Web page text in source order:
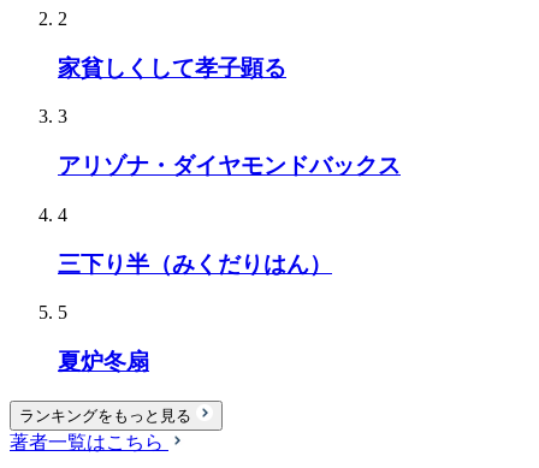
2
家貧しくして孝子顕る
3
アリゾナ・ダイヤモンドバックス
4
三下り半（みくだりはん）
5
夏炉冬扇
ランキングをもっと見る
著者一覧はこちら